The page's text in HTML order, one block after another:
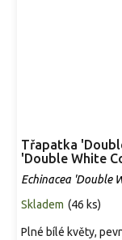
Třapatka
'Double White
Echinacea 'Double
Skladem (46 ks)
Plné bílé květy,